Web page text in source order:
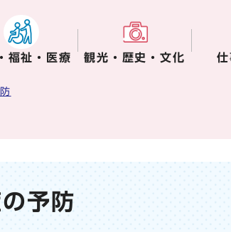
福祉・医療 観光・歴史・文化
予防